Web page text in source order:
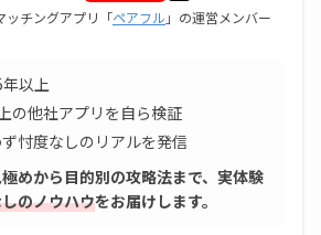
ッチングアプリ「ペアフル 」の運営メンバー
以上
の他社アプリを自ら検証
忖度なしのリアルを発信
めから目的別の攻略法まで、実体験
のノウハウをお届けします。